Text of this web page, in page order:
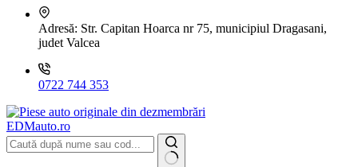
Adresă: Str. Capitan Hoarca nr 75, municipiul Dragasani,
judet Valcea
0722 744 353
EDMauto.ro